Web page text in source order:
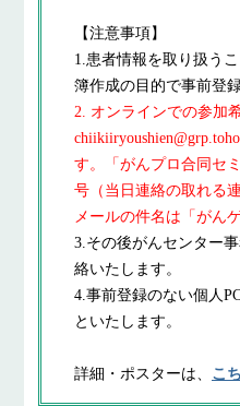
【注意事項】
1.患者情報を取り扱う
簿作成の目的で事前登
2. オンラインでの参加
す。「がんプロ合同セ
号（当日連絡の取れる
メールの件名は「がん
3.その後がんセンター
絡いたします。
4.事前登録のない個人
といたします。
詳細・ポスターは、 こ